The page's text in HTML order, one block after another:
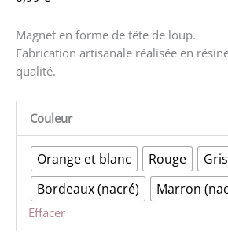
Magnet en forme de tête de loup.
Fabrication artisanale réalisée en
qualité.
Couleur
Orange et blanc Rouge
Bordeaux (nacré)
Marron
Effacer